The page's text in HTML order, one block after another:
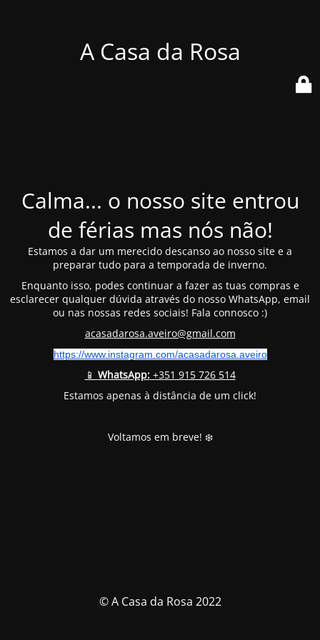
A Casa da Rosa
Calma... o nosso site entrou
de férias mas nós não!
Estamos a dar um merecido descanso ao nosso site e a
preparar tudo para a temporada de inverno.
Enquanto isso, podes continuar a fazer as tuas compras e
esclarecer qualquer dúvida através do nosso WhatsApp, email
ou nas nossas redes sociais! Fala connosco :)
acasadarosa.aveiro@gmail.com
https://www.instagram.com/acasadarosa.aveiro
📱 WhatsApp:+351 915 726 514
Estamos apenas à distância de um click!
Voltamos em breve! ❄️
© A Casa da Rosa 2022